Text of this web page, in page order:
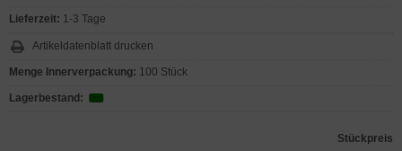
Lieferzeit: 1-3 Tage
Artikeldatenblatt drucken
Menge Innerverpackung: 100 Stück
Lagerbestand:
Stückpreis